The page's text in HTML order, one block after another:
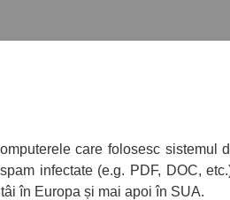
care folosesc sistemul
infectate (e.g. PDF, DOC,
în Europa și mai apoi în SUA.